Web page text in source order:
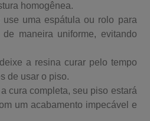
homogênea.
use uma espátula ou rolo para
maneira uniforme, evitando
a resina curar pelo tempo
de usar o piso.
cura completa, seu piso estará
um acabamento impecável e